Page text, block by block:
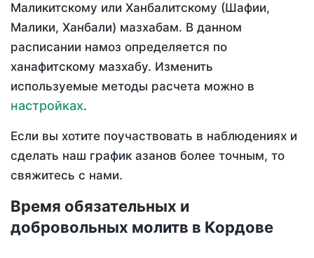
Маликитскому или Ханбалитскому (Шафии,
Малики, Ханбали) мазхабам. В данном
расписании намоз определяется по
ханафитскому мазхабу. Изменить
используемые методы расчета можно в
настройках.
Если вы хотите поучаствовать в наблюдениях и
сделать наш график азанов более точным, то
свяжитесь с нами.
Время обязательных и
добровольных молитв в Кордове